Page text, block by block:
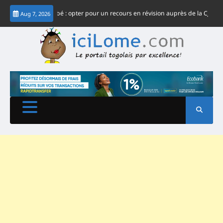
Skip
content
Aug 7, 2026
Gnassingbé : opter pour un recours en révision auprès de la CJ-CEDEAO